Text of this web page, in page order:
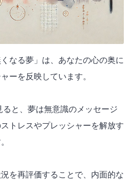
なる夢」は、あなたの心の奥に
ーを反映しています。
ると、夢は無意識のメッセージ
トレスやプレッシャーを解放す
を再評価することで、内面的な